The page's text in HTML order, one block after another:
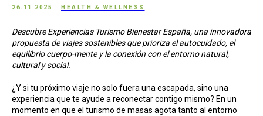
26.11.2025 HEALTH & WELLNESS
Descubre Experiencias Turismo Bienestar España, una innovadora
propuesta de viajes sostenibles que prioriza el autocuidado, el
equilibrio cuerpo-mente y la conexión con el entorno natural,
cultural y social.
¿Y si tu próximo viaje no solo fuera una escapada, sino una
experiencia que te ayude a reconectar contigo mismo? En un
momento en que el turismo de masas agota tanto al entorno